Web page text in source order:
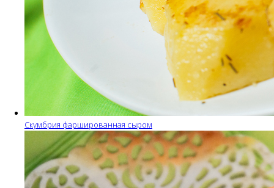
Скумбрия фаршированная сыром